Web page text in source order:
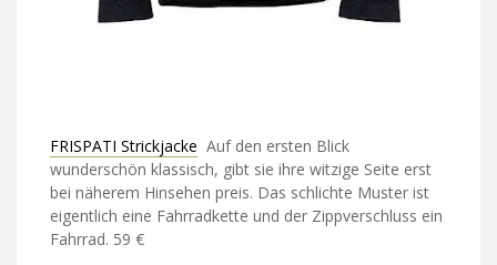
FRISPATI Strickjacke Auf den ersten Blick
wunderschön klassisch, gibt sie ihre witzige Seite erst
bei näherem Hinsehen preis. Das schlichte Muster ist
eigentlich eine Fahrradkette und der Zippverschluss ein
Fahrrad. 59 €